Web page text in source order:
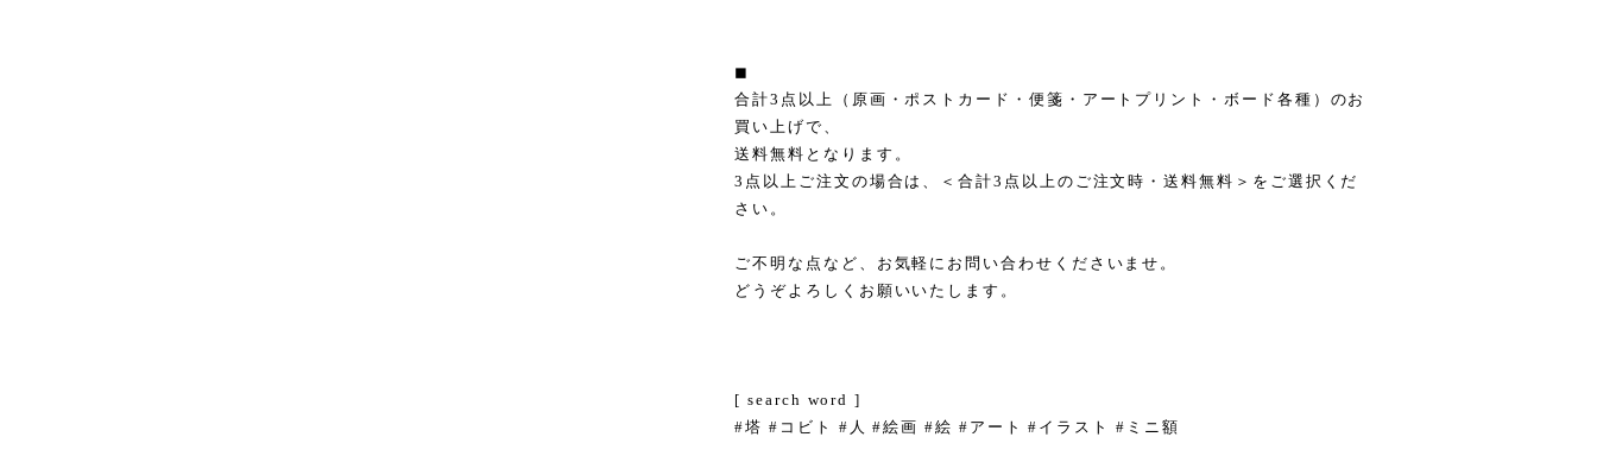
◼︎
合計3点以上（原画・ポストカード・便箋・アートプリント・ボード各種）のお
買い上げで、
送料無料となります。
3点以上ご注文の場合は、＜合計3点以上のご注文時・送料無料＞をご選択くだ
さい。
ご不明な点など、お気軽にお問い合わせくださいませ。
どうぞよろしくお願いいたします。
[ search word ]
#塔 #コビト #人 #絵画 #絵 #アート #イラスト #ミニ額